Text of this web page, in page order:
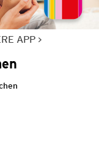
APP